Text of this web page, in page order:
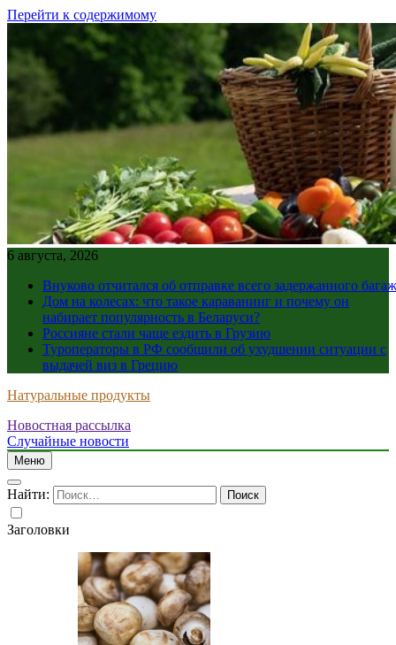
Перейти к содержимому
6 августа, 2026
Внуково отчитался об отправке всего задержанного
Дом на колесах: что такое караванинг и почему он
набирает популярность в Беларуси?
Россияне стали чаще ездить в Грузию
Туроператоры в РФ сообщили об ухудшении ситуации с
выдачей виз в Грецию
Натуральные продукты
Новостная рассылка
Случайные новости
Меню
Найти:
Заголовки